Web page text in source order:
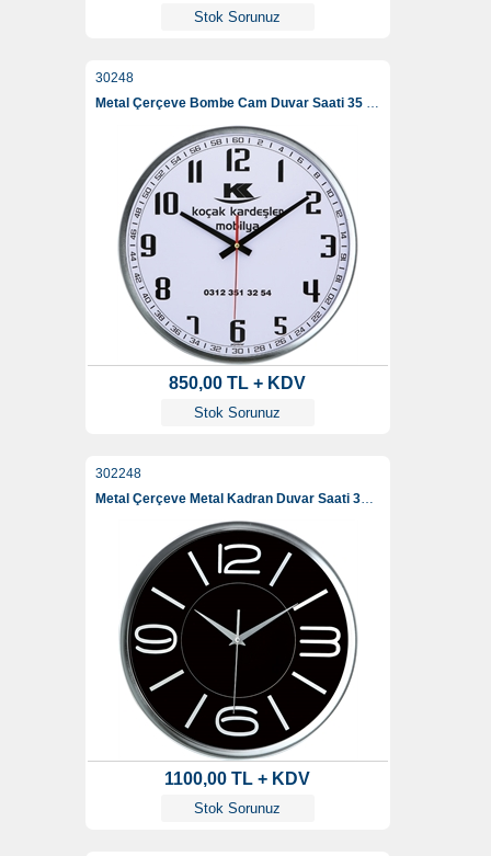
Stok Sorunuz
30248
Metal Çerçeve Bombe Cam Duvar Saati 35 Cm
850,00 TL + KDV
Stok Sorunuz
302248
Metal Çerçeve Metal Kadran Duvar Saati 35 Cm
1100,00 TL + KDV
Stok Sorunuz